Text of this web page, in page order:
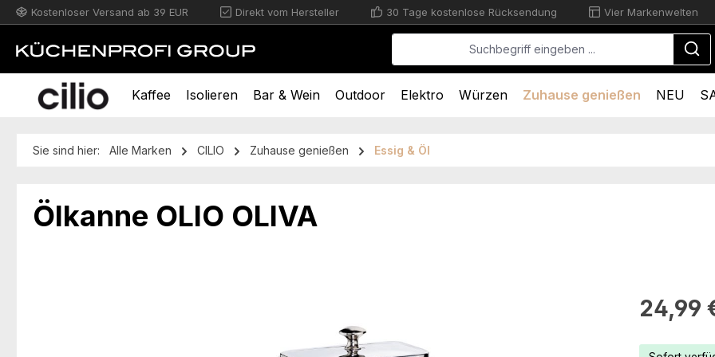
Hauptinhalt springen
Zur Suche springen
Zur Hauptnavigation springen
Kostenloser Versand ab 39 EUR Direkt vom Hersteller 30 Tage kostenlose Rücksendung Vier Markenwelten
Kaffee Isolieren Bar & Wein Outdoor Elektro Würzen Zuhause genießen NEU
Sie sind hier: Alle Marken CILIO Zuhause genießen Essig & Öl
Ölkanne OLIO OLIVA
Regulärer
24,99